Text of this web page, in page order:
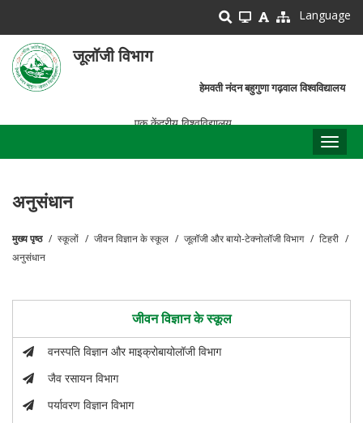
main
content
Language
जूलॉजी विभाग
हेमवती नंदन बहुगुणा गढ़वाल विश्वविद्यालय
एक केंद्रीय विश्वविद्यालय
अनुसंधान
पग
मुख्य पृष्ठ स्कूलों जीवन विज्ञान के स्कूल जूलॉजी और बायो-टेक्नोलॉजी विभाग
टिहरी
अनुसंधान
जीवन विज्ञान के स्कूल
वनस्पति विज्ञान और माइक्रोबायोलॉजी विभाग
जैव रसायन विभाग
पर्यावरण विज्ञान विभाग